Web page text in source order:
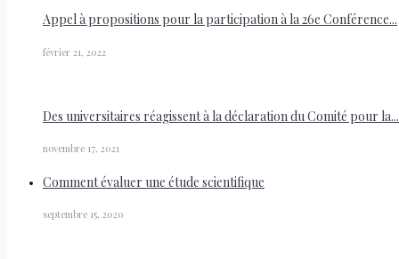
Appel à propositions pour la participation à la 26e Conférence...
février 21, 2022
Des universitaires réagissent à la déclaration du Comité pour la...
novembre 17, 2021
Comment évaluer une étude scientifique
septembre 15, 2020